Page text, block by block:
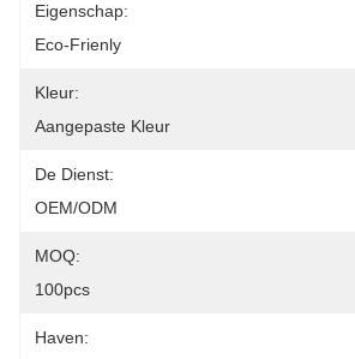
Eigenschap:
Eco-Frienly
Kleur:
Aangepaste Kleur
De Dienst:
OEM/ODM
MOQ:
100pcs
Haven: